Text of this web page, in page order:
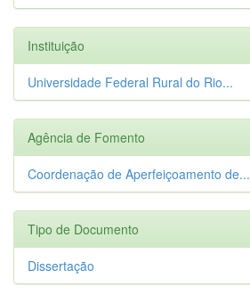
Instituição
Universidade Federal Rural do Rio...
Agência de Fomento
Coordenação de Aperfeiçoamento de...
Tipo de Documento
Dissertação